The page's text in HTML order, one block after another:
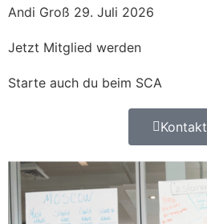
Andi Groß 29. Juli 2026
Jetzt Mitglied werden
Starte auch du beim SCA
Kontakt